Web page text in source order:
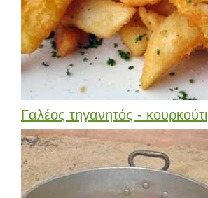
Γαλέος τηγανητός - κουρκούτι